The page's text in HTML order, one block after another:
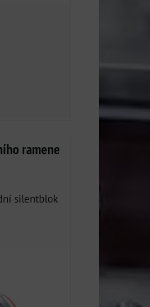
ramene
silentblok